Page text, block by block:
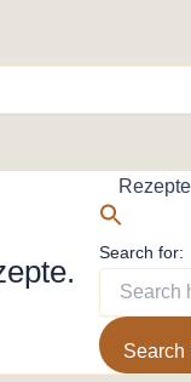
Rezepte
Search for:
Search